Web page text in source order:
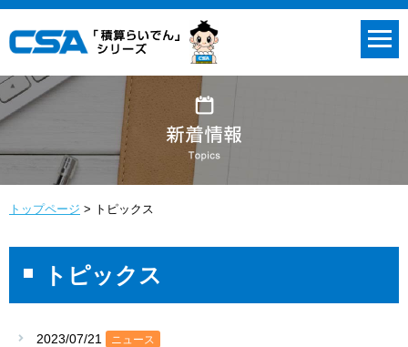
トップページ トピックス
トピックス
2023/07/21 ニュース